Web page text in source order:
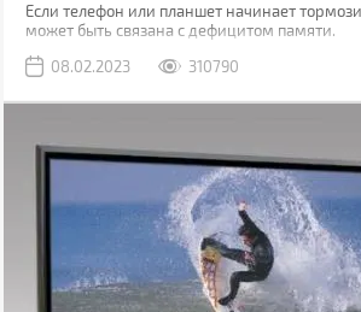
Если телефон или планшет начинает
может быть связана с дефицитом памяти.
08.02.2023
310790